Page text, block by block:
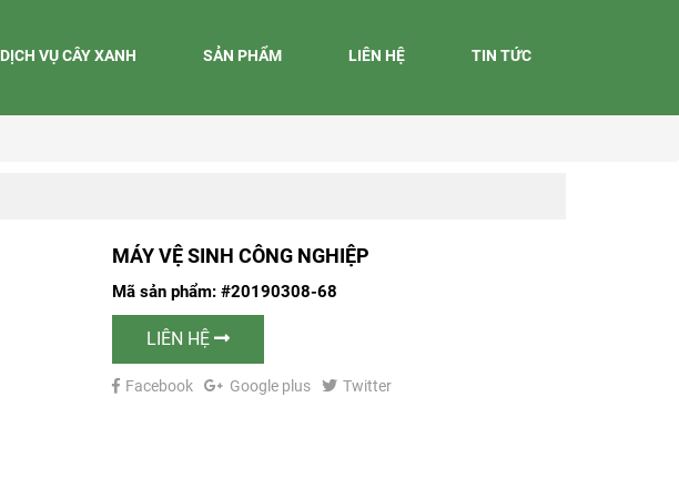
DỊCH VỤ CÂY XANH SẢN PHẨM LIÊN HỆ TIN TỨC
MÁY VỆ SINH CÔNG NGHIỆP
Mã sản phẩm: #20190308-68
LIÊN HỆ
Facebook Google plus Twitter